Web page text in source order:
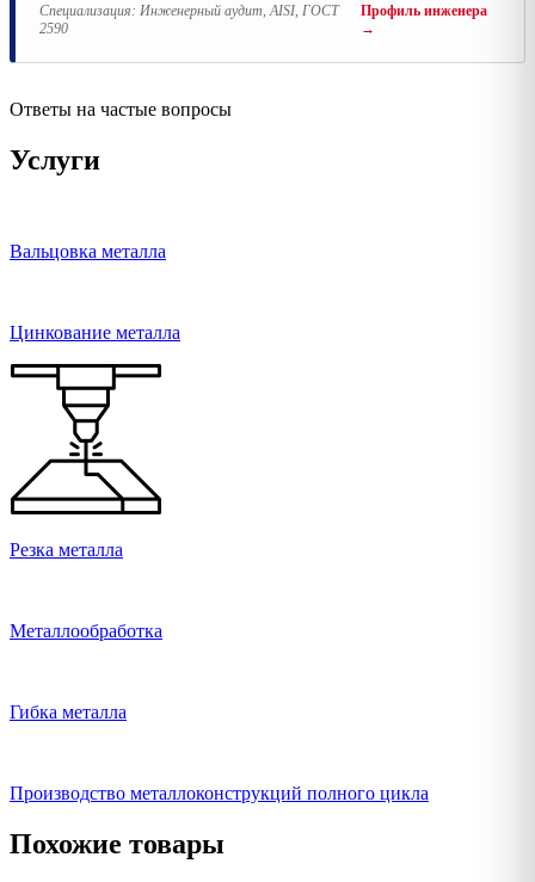
Специализация: Инженерный аудит, AISI, ГОСТ
2590
Профиль инженера
→
Ответы на частые вопросы
Услуги
Вальцовка металла
Цинкование металла
Резка металла
Металлообработка
Гибка металла
Производство металлоконструкций полного цикла
Похожие товары